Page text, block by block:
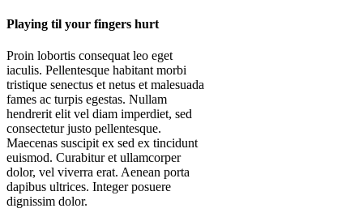
Playing til your fingers hurt
Proin lobortis consequat leo eget
iaculis. Pellentesque habitant morbi
tristique senectus et netus et malesuada
fames ac turpis egestas. Nullam
hendrerit elit vel diam imperdiet, sed
consectetur justo pellentesque.
Maecenas suscipit ex sed ex tincidunt
euismod. Curabitur et ullamcorper
dolor, vel viverra erat. Aenean porta
dapibus ultrices. Integer posuere
dignissim dolor.